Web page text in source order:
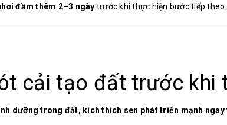
đầm thêm 2–3 ngày trước khi thực hiện bước tiếp theo.
cải tạo đất trước khi
dưỡng trong đất, kích thích sen phát triển mạnh ngay